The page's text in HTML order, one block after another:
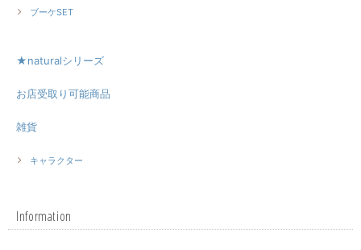
ブーケSET
★naturalシリーズ
お店受取り可能商品
雑貨
キャラクター
Information